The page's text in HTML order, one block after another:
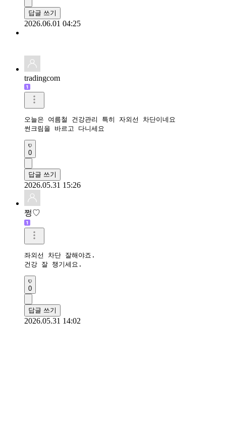
답글 쓰기
2026.06.01 04:25
tradingcom
오늘은 여름철 건강관리 특히 자외선 차단이네요
썬크림을 바르고 다니세요
0
답글 쓰기
2026.05.31 15:26
쩡♡
좌외선 차단 잘해야죠.
건강 잘 챙기세요.
0
답글 쓰기
2026.05.31 14:02